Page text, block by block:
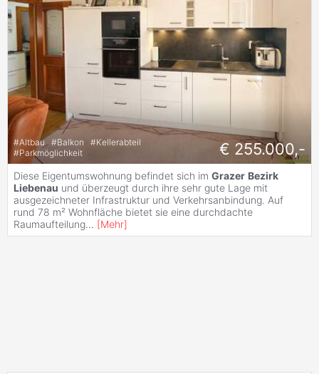
#Altbau #Balkon #Kellerabteil
#Parkmöglichkeit € 255.000,-
Diese Eigentumswohnung befindet sich im Grazer Bezirk
Liebenau und überzeugt durch ihre sehr gute Lage mit
ausgezeichneter Infrastruktur und Verkehrsanbindung. Auf
rund 78 m² Wohnfläche bietet sie eine durchdachte
Raumaufteilung... [Mehr]